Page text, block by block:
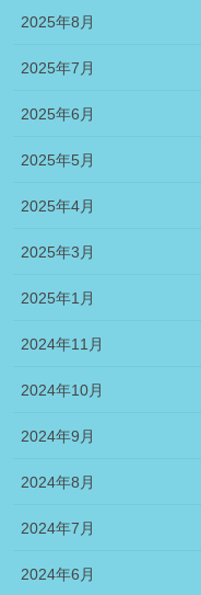
2025年8月
2025年7月
2025年6月
2025年5月
2025年4月
2025年3月
2025年1月
2024年11月
2024年10月
2024年9月
2024年8月
2024年7月
2024年6月